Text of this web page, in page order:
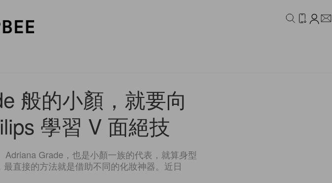
般的小顏，就要向
學習 V 面絕技
Grade，也是小顏一族的代表，就算身型
直接的方法就是借助不同的化妝神器。近日